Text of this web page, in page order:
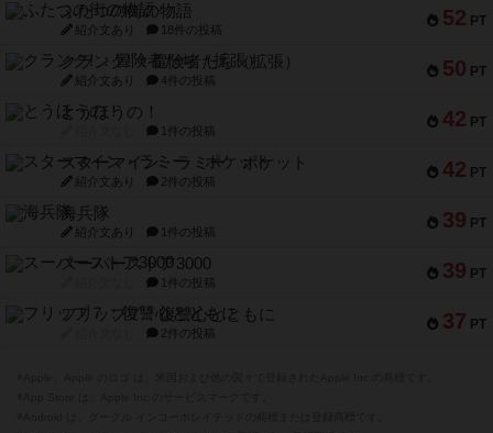
52 PT
ふたつの街の物語
紹介文あり 18件の投稿
50 PT
クランク! ：冒険者たち（拡張）
紹介文あり 4件の投稿
42 PT
とうほうの！
1件の投稿
42 PT
スターマイン・ラミー ポケット
紹介文あり 2件の投稿
39 PT
海兵隊
紹介文あり 1件の投稿
39 PT
スーパーストア3000
1件の投稿
37 PT
フリップ７：復讐心とともに
2件の投稿